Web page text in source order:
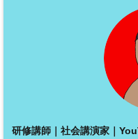
研修講師｜社会講演家｜